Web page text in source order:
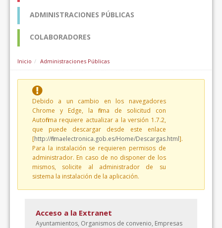
ADMINISTRACIONES PÚBLICAS
COLABORADORES
Inicio Administraciones Públicas
Debido a un cambio en los navegadores
Chrome y Edge, la firma de solicitud con
Autofirma requiere actualizar a la versión 1.7.2,
que puede descargar desde este enlace
[http://firmaelectronica.gob.es/Home/Descargas.html].
Para la instalación se requieren permisos de
administrador. En caso de no disponer de los
mismos, solicite al administrador de su
sistema la instalación de la aplicación.
Acceso a la Extranet
Ayuntamientos, Organismos de convenio, Empresas